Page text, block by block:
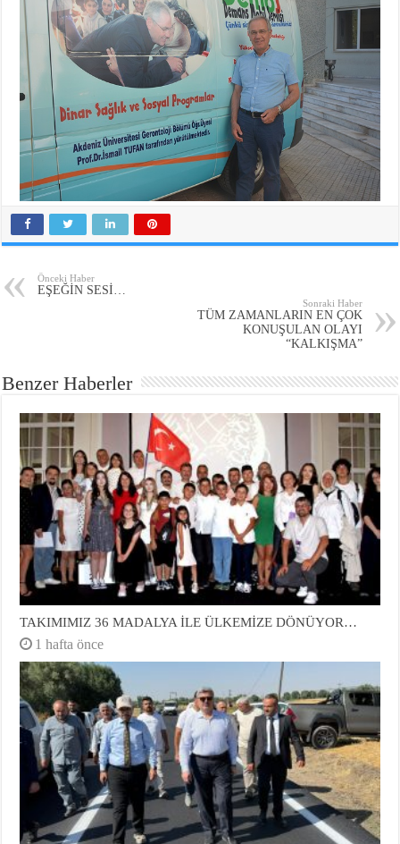
Önceki Haber
EŞEĞİN SESİ…
Sonraki Haber
TÜM ZAMANLARIN EN ÇOK
KONUŞULAN OLAYI
“KALKIŞMA”
Benzer Haberler
TAKIMIMIZ 36 MADALYA İLE ÜLKEMİZE DÖNÜYOR…
1 hafta önce